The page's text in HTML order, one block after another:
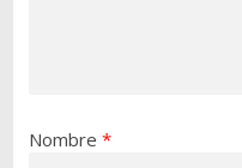
Nombre *